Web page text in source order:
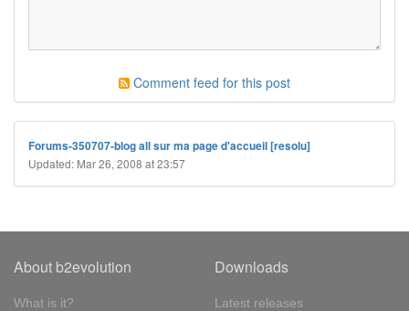
Comment feed for this post
Forums-350707-blog all sur ma page d'accueil [resolu]
Updated: Mar 26, 2008 at 23:57
About b2evolution
What is it?
Downloads
Latest releases